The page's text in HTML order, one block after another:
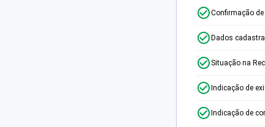
Confirmação
Dados
Situação na
Indicação de
Indicação de